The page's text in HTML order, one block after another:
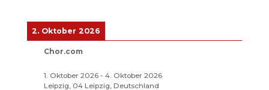
2. Oktober 2026
Chor.com
1. Oktober 2026- 4. Oktober 2026
Leipzig, 04 Leipzig, Deutschland